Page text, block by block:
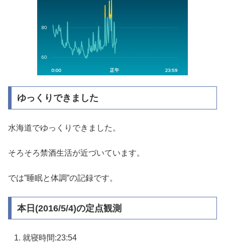
ゆっくりできました
水海道でゆっくりできました。
そろそろ禁酒生活が近づいています。
では”睡眠と体調”の記録です。
本日(2016/5/4)の定点観測
就寝時間:23:54